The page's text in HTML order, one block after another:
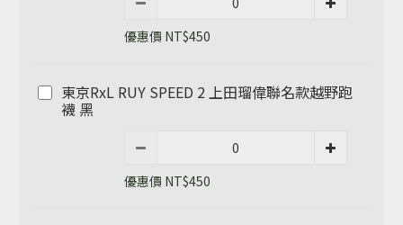
優惠價 NT$450
東京RxL RUY SPEED 2 上田瑠偉聯名款越野跑
襪 黑
優惠價 NT$450